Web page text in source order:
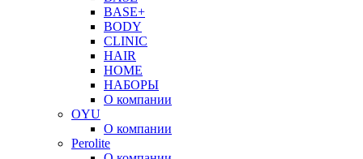
BASE+
BODY
CLINIC
HAIR
HOME
НАБОРЫ
О компании
OYU
О компании
Perolite